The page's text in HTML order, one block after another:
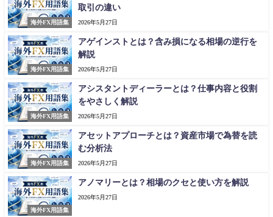
海外FX用語集
取引の違い
2026年5月27日
海外FX用語集
アゲインストとは？含み損になる相場の逆行を
解説
2026年5月27日
海外FX用語集
アシスタントディーラーとは？仕事内容と役割
をやさしく解説
2026年5月27日
海外FX用語集
アセットアプローチとは？資産市場で為替を読
む分析法
2026年5月27日
海外FX用語集
アノマリーとは？相場のクセと使い方を解説
2026年5月27日